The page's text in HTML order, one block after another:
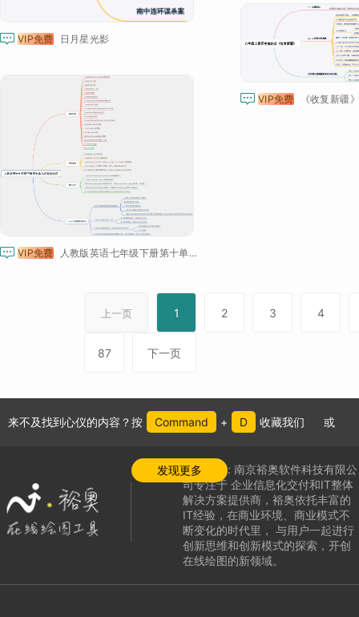
 VIP免费 日月星光影
 VIP免费 《收复新疆
 VIP免费 人教版英语七年级下册第十单元必备知识点
上一页 1 2 3 4
87 下一页
来不及找到心仪的内容？按 Command + D 收藏我们 或
发现更多公司介绍:南京裕奥软件科技有限公
司专注于 企业信息化交付和IT整体
解决方案提供商，裕奥依托丰富的
IT经验，在商业环境、商业模式不
断变化的时代里，
与用户一起进行
创新思维和创新模式的探索，开创
在线绘图的新领域。